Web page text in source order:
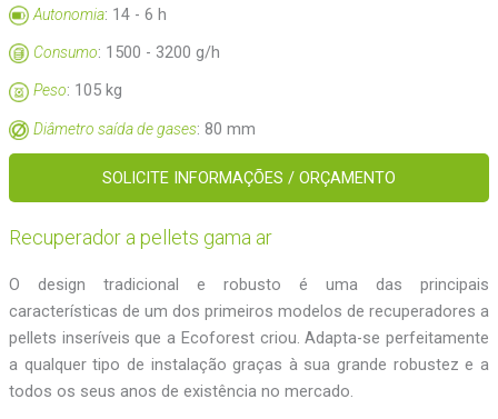
Recuperador a pellets gama ar
O design tradicional e robusto é uma das principais
características de um dos primeiros modelos de recuperadores a
pellets inseríveis que a Ecoforest criou. Adapta-se perfeitamente
a qualquer tipo de instalação graças à sua grande robustez e a
todos os seus anos de existência no mercado.
Autonomia: 14 - 6 h
Consumo: 1500 - 3200 g/h
Peso: 105 kg
Diâmetro saída de gases: 80 mm
SOLICITE INFORMAÇÕES / ORÇAMENTO